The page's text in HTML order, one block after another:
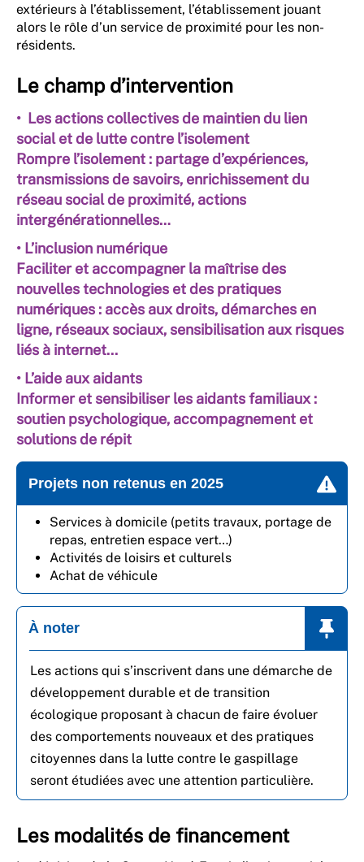
extérieurs à l’établissement, l’établissement jouant
alors le rôle d’un service de proximité pour les non-
résidents.
Le champ d’intervention
• Les actions collectives de maintien du lien
social et de lutte contre l’isolement
Rompre l’isolement : partage d’expériences,
transmissions de savoirs, enrichissement du
réseau social de proximité, actions
intergénérationnelles…
• L’inclusion numérique
Faciliter et accompagner la maîtrise des
nouvelles technologies et des pratiques
numériques : accès aux droits, démarches en
ligne, réseaux sociaux, sensibilisation aux risques
liés à internet...
• L’aide aux aidants
Informer et sensibiliser les aidants familiaux :
soutien psychologique, accompagnement et
solutions de répit
Projets non retenus en 2025
Services à domicile (petits travaux, portage de
repas, entretien espace vert…)
Activités de loisirs et culturels
Achat de véhicule
À noter
Les actions qui s’inscrivent dans une démarche de
développement durable et de transition
écologique proposant à chacun de faire évoluer
des comportements nouveaux et des pratiques
citoyennes dans la lutte contre le gaspillage
seront étudiées avec une attention particulière.
Les modalités de financement